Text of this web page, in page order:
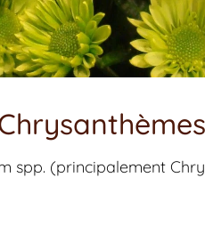
spp. (principalement